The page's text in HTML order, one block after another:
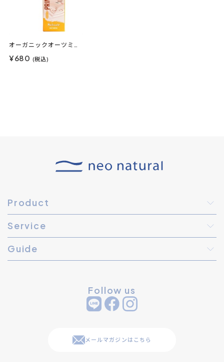
オーガニックオーツミルク
¥680 (税込)
Product
Service
Guide
Follow us
メールマガジンはこちら